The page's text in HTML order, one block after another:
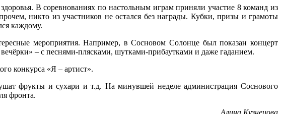
В соревнованиях по настольным играм приняли участие 8 команд из
никто из участников не остался без награды. Кубки, призы и грамоты
каждому.
мероприятия. Например, в Сосновом Солонце был показан концерт
– с песнями-плясками, шутками-прибаутками и даже гаданием.
конкурса «Я – артист».
фрукты и сухари и т.д. На минувшей неделе администрация Соснового
фронта.